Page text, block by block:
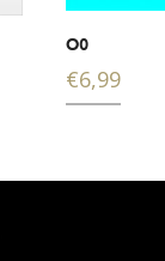
O0
€6,99